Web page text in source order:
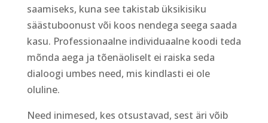
saamiseks, kuna see takistab üksikisiku
säästuboonust või koos nendega seega saada
kasu. Professionaalne individuaalne koodi teda
mõnda aega ja tõenäoliselt ei raiska seda
dialoogi umbes need, mis kindlasti ei ole
oluline.
Need inimesed, kes otsustavad, sest äri võib